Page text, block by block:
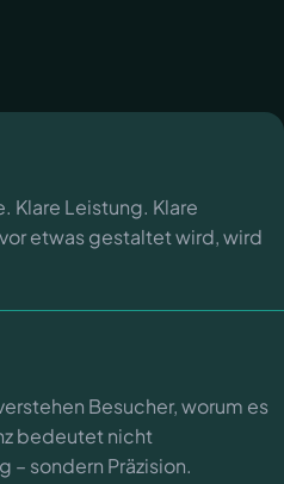
Klare Leistung. Klare
etwas gestaltet wird, wird
Besucher, worum es
bedeutet nicht
– sondern Präzision.